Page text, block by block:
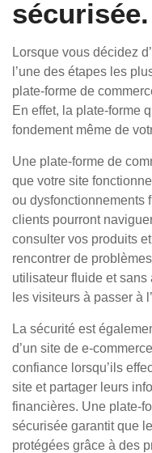
sécurisée.
Lorsque vous décidez
l’une des étapes les
plate-forme de
En effet, la plate-forme
fondement même de
Une plate-forme de
que votre site
ou dysfonctionnements
clients pourront
consulter vos produits
rencontrer de
utilisateur fluide et
les visiteurs à passer à
La sécurité est
d’un site de e-
confiance lorsqu’ils
site et partager leurs
financières. Une plate-
sécurisée garantit que
protégées grâce à des